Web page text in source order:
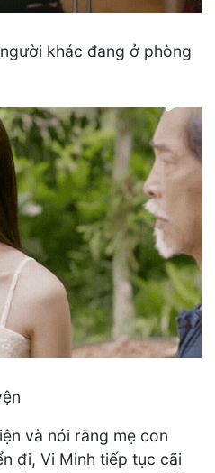
khác đang ở phòng
và nói rằng mẹ con
đi, Vi Minh tiếp tục cãi